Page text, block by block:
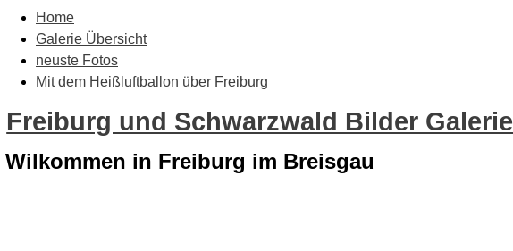
Home
Galerie Übersicht
neuste Fotos
Mit dem Heißluftballon über Freiburg
Freiburg und Schwarzwald Bilder Galerie
Wilkommen in Freiburg im Breisgau